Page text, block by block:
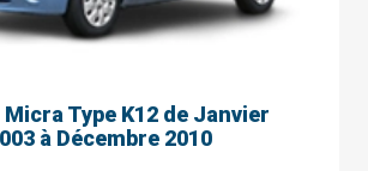
Type K12 de Janvier
à Décembre 2010